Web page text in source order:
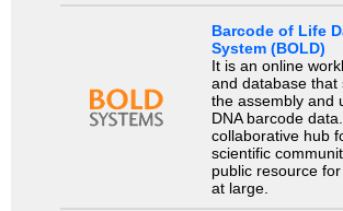
Barcode of Life
System (BOLD)
It is an online
and database that
the assembly and
DNA barcode
collaborative hub
scientific
public resource
at large.